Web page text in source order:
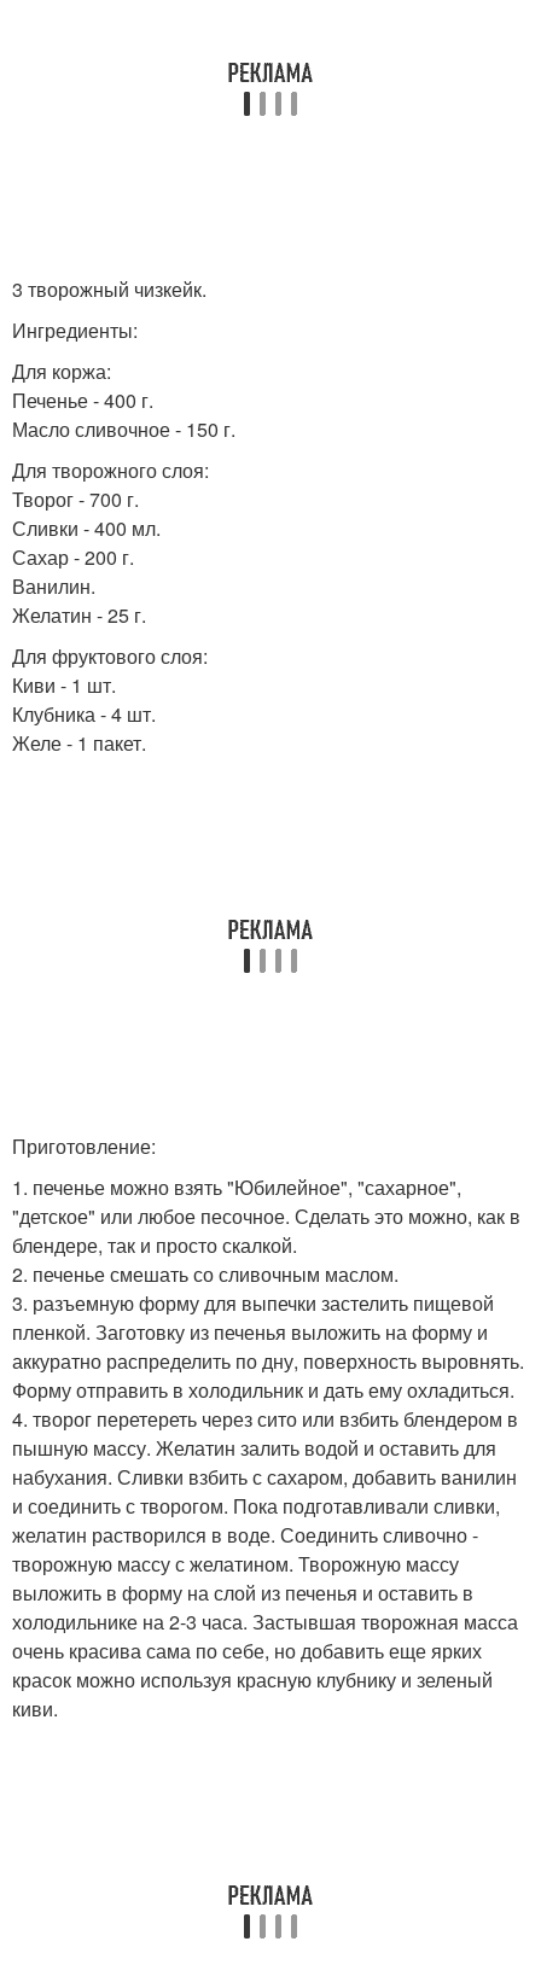
3 творожный чизкейк.
Ингредиенты:
Для коржа:
Печенье - 400 г.
Масло сливочное - 150 г.
Для творожного слоя:
Творог - 700 г.
Сливки - 400 мл.
Сахар - 200 г.
Ванилин.
Желатин - 25 г.
Для фруктового слоя:
Киви - 1 шт.
Клубника - 4 шт.
Желе - 1 пакет.
Приготовление:
1. печенье можно взять "Юбилейное", "сахарное",
"детское" или любое песочное. Сделать это можно, как в
блендере, так и просто скалкой.
2. печенье смешать со сливочным маслом.
3. разъемную форму для выпечки застелить пищевой
пленкой. Заготовку из печенья выложить на форму и
аккуратно распределить по дну, поверхность выровнять.
Форму отправить в холодильник и дать ему охладиться.
4. творог перетереть через сито или взбить блендером в
пышную массу. Желатин залить водой и оставить для
набухания. Сливки взбить с сахаром, добавить ванилин
и соединить с творогом. Пока подготавливали сливки,
желатин растворился в воде. Соединить сливочно -
творожную массу с желатином. Творожную массу
выложить в форму на слой из печенья и оставить в
холодильнике на 2-3 часа. Застывшая творожная масса
очень красива сама по себе, но добавить еще ярких
красок можно используя красную клубнику и зеленый
киви.